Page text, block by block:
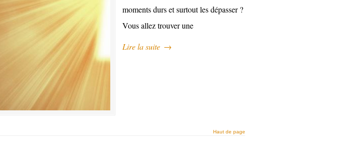
moments durs et surtout les dépasser ?
Vous allez trouver une
Lire la suite →
Haut de page